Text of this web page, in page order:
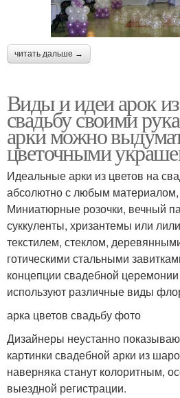
читать дальше →
Виды и идеи арок
свадьбу своими
арки можно
цветочными
Идеальные арки из цветов на
абсолютно с любым материалом,
Миниатюрные розочки, вечный
суккуленты, хризантемы или
текстилем, стеклом,
готическими стальными
концепции свадебной
используют различные виды
арка цветов свадьбу фото
Дизайнеры неустанно
картинки свадебной арки из
наверняка станут колоритным,
выездной регистрации.